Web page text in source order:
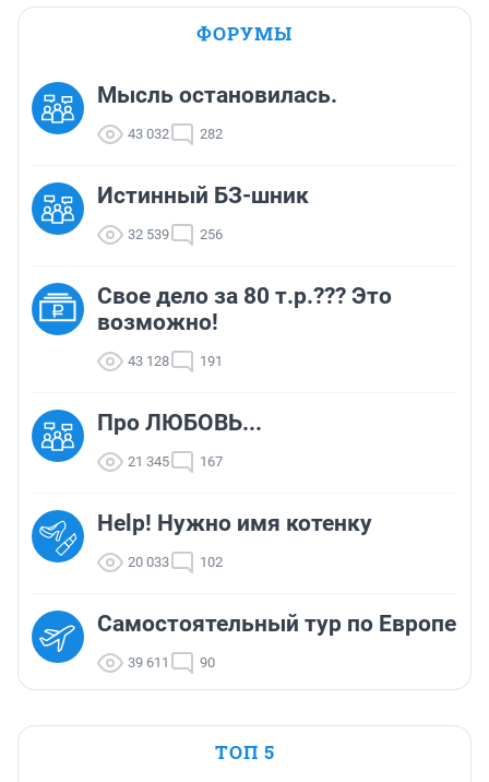
ФОРУМЫ
Мысль остановилась.
43 032 282
Истинный БЗ-шник
32 539 256
Свое дело за 80 т.р.??? Это
возможно!
43 128 191
Про ЛЮБОВЬ...
21 345 167
Help! Нужно имя котенку
20 033 102
Самостоятельный тур по Европе
39 611 90
ТОП 5